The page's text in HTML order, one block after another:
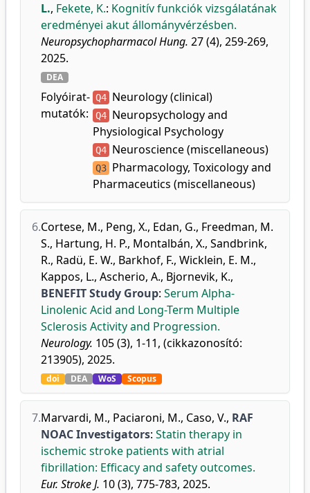
L., Fekete, K.: Kognitív funkciók vizsgálatának
eredményei akut állományvérzésben.
Neuropsychopharmacol Hung. 27 (4), 259-269,
2025.
DEA
Folyóirat-
mutatók:
Q4 Neurology (clinical)
Q4 Neuropsychology and
Physiological Psychology
Q4 Neuroscience (miscellaneous)
Q3 Pharmacology, Toxicology and
Pharmaceutics (miscellaneous)
6.Cortese, M., Peng, X., Edan, G., Freedman, M.
S., Hartung, H. P., Montalbán, X., Sandbrink,
R., Radü, E. W., Barkhof, F., Wicklein, E. M.,
Kappos, L., Ascherio, A., Bjornevik, K.,
BENEFIT Study Group: Serum Alpha-
Linolenic Acid and Long-Term Multiple
Sclerosis Activity and Progression.
Neurology. 105 (3), 1-11, (cikkazonosító:
213905), 2025.
doi DEA WoS Scopus
7.Marvardi, M., Paciaroni, M., Caso, V., RAF
NOAC Investigators: Statin therapy in
ischemic stroke patients with atrial
fibrillation: Efficacy and safety outcomes.
Eur. Stroke J. 10 (3), 775-783, 2025.